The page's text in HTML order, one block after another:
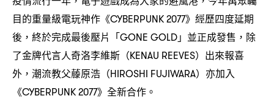
目的重量級電玩神作《CYBERPUNK 2077》經歷四度延期
後 ， 終於完成最後壓片「GONE GOLD」並正成發售 ， 除
了金牌代言人奇洛李維斯 （KENAU REEVES） 出來報喜
外 ， 潮流教父藤原浩 （HIROSHI FUJIWARA） 亦加入
《CYBERPUNK 2077》全新合作。